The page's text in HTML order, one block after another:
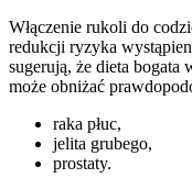
Włączenie rukoli do
redukcji ryzyka
sugerują, że dieta bogata
może obniżać
raka płuc,
jelita grubego,
prostaty.